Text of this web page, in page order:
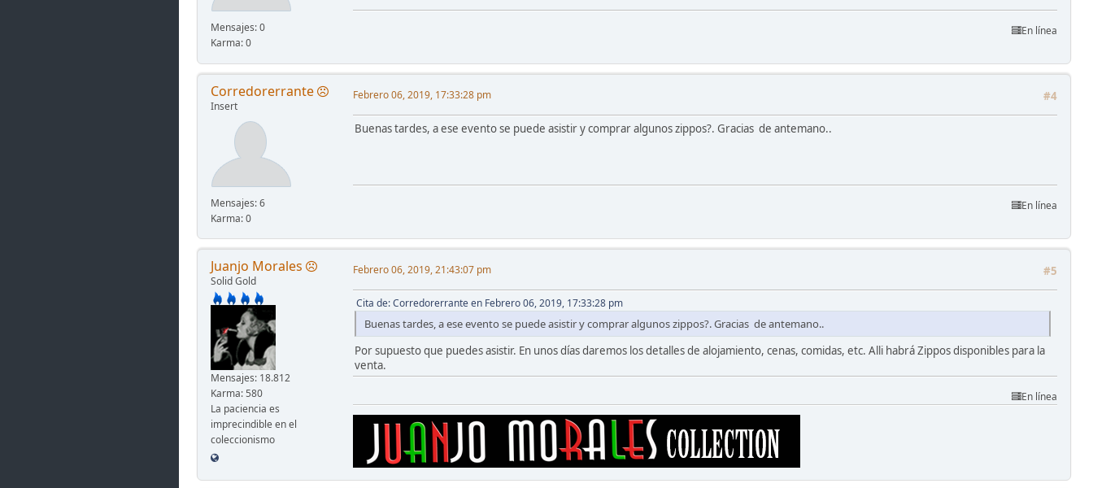
Mensajes: 0
Karma: 0
En línea
Corredorerrante
Insert
Mensajes: 6
Karma: 0
#4
Febrero 06, 2019, 17:33:28 pm
Buenas tardes, a ese evento se puede asistir y comprar algunos zippos?. Gracias de antemano..
En línea
Juanjo Morales
Solid Gold
Mensajes: 18.812
Karma: 580
La paciencia es
imprecindible en el
coleccionismo
#5
Febrero 06, 2019, 21:43:07 pm
Cita de: Corredorerrante en Febrero 06, 2019, 17:33:28 pm
Buenas tardes, a ese evento se puede asistir y comprar algunos zippos?. Gracias de antemano..
Por supuesto que puedes asistir. En unos días daremos los detalles de alojamiento, cenas, comidas, etc. Alli habrá Zippos disponibles para la
venta.
En línea